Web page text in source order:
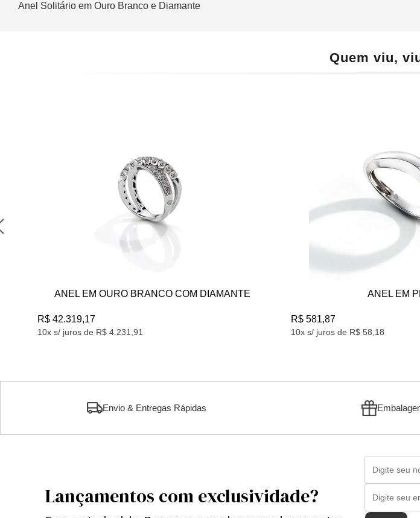
Anel Solitário em Ouro Branco e Diamante
Quem viu,
ANEL EM OURO BRANCO COM DIAMANTE
10x s/ juros de R$ 4.231,91
R$ 42.319,17
ANEL EM
10x s/ juros de R$ 58,18
R$ 581,87
Envio & Entregas Rápidas
Lançamentos com exclusividade?